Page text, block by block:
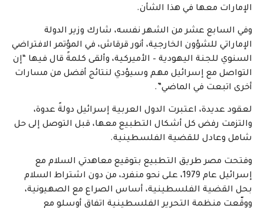
الإمارات معها في هذا الشأن.
وفي السابع عشر من الشهر نفسه، شارك وزير الدولة
الإماراتي للشؤون الخارجية، أنور قرقاش، في المؤتمر الافتراضي
السنوي للجنة اليهودية – الأميركية، وألقى كلمةً قال فيها “إن
التواصل مع إسرائيل مهم وسيؤدي لنتائج أفضل من مسارات
أخرى اتبعت في الماضي”.
لعقود عديدة، اعتبرت الدول العربية إسرائيل دولةً عدوة،
والتزمت رفض كل أشكال التطبيع معها، قبل التوصل إلى حل
شامل وعادل للقضية الفلسطينية.
وفتحت مصر طريق التطبيع بتوقيع معاهدتي السلام مع
إسرائيل عام 1979، على نحو منفرد، من دون اشتراط السلام
بحل القضية الفلسطينية، أساس الصراع مع الصهيونية،
ووقّعت منظمة التحرير الفلسطينية اتفاق أوسلو مع